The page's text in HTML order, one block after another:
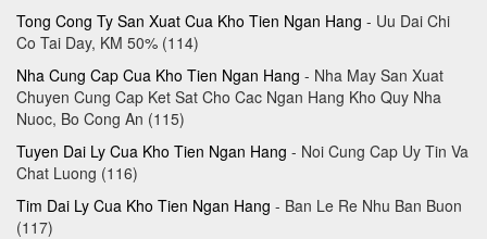
Tong Cong Ty San Xuat Cua Kho Tien Ngan Hang - Uu Dai Chi
Co Tai Day, KM 50% (114)
Nha Cung Cap Cua Kho Tien Ngan Hang - Nha May San Xuat
Chuyen Cung Cap Ket Sat Cho Cac Ngan Hang Kho Quy Nha
Nuoc, Bo Cong An (115)
Tuyen Dai Ly Cua Kho Tien Ngan Hang - Noi Cung Cap Uy Tin Va
Chat Luong (116)
Tim Dai Ly Cua Kho Tien Ngan Hang - Ban Le Re Nhu Ban Buon
(117)